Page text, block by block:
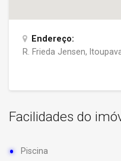
Endereço:
R. Frieda Jensen,
Facilidades do
Piscina